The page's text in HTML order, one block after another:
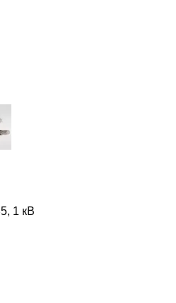
1 кВ